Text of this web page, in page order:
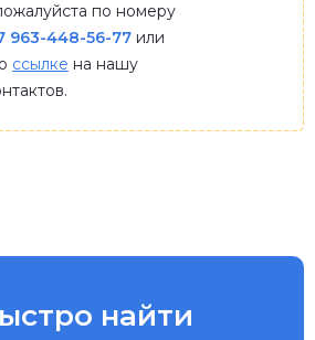
по номеру
963-448-56-77 или
ссылке на нашу
найти